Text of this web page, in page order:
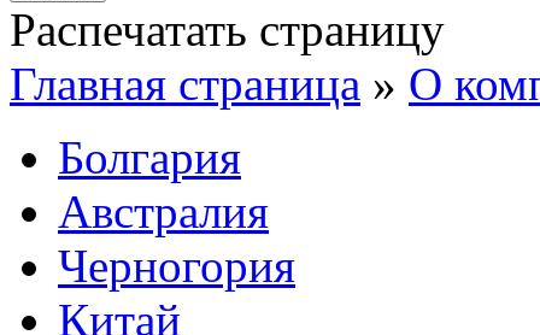
Распечатать страницу
Главная страница » О
Болгария
Австралия
Черногория
Китай